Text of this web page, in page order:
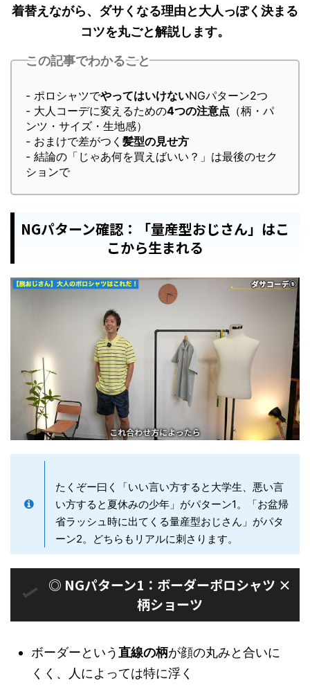
着替えながら、ダサくなる理由と大人っぽく決まる
コツを丸ごと解説します。
この記事でわかること
- ポロシャツでやってはいけないNGパターン2つ
- 大人コーデに変えるための4つの注意点 （柄・パ
ンツ・サイズ・生地感）
- おまけで差がつく 髪型の見せ方
- 結論の「じゃあ何を買えばいい？」は最後のセク
ションで
NGパターン確認：「量産型おじさん」はこ
こから生まれる
たくぞー曰く「いい言い方すると大学生、悪い言
い方すると夏休みの少年」がパターン1。「お盆帰
省ラッシュ時に出てくる量産型おじさん」がパタ
ーン2。どちらもリアルに刺さります。
◎ NGパターン1：ボーダーポロシャツ ×
柄ショーツ
ボーダーという直線の柄が顔の丸みと合いに
くく、人によっては特に浮く